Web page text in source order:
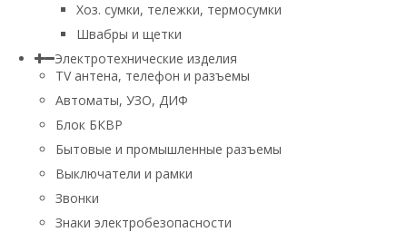
Хоз. сумки, тележки, термосумки
Швабры и щетки
Электротехнические изделия
TV aнтена, телефон и разъемы
Автоматы, УЗО, ДИФ
Блок БКВР
Бытовые и промышленные разъемы
Выключатели и рамки
Звонки
Знаки электробезопасности